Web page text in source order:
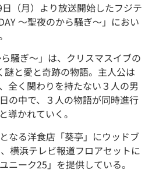
（月）より放送開始したフジテ
〜聖夜のから騒ぎ〜」におい
騒ぎ〜」は、クリスマスイブの
と愛と奇跡の物語。主人公は
全く関わりを持たない３⼈の男
の中で、３⼈の物語が同時進⾏
導かれていく。
なる洋⾷店「葵亭」にウッドブ
横浜テレビ報道フロアセットに
ニーク25」を提供している。